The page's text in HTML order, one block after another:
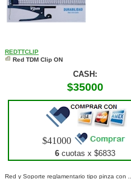
REDTTCLIP
Red TDM Clip ON
CASH:
$35000
$41000
6cuotas x $6833
Red y Soporte reglamentario tipo pinza con ...